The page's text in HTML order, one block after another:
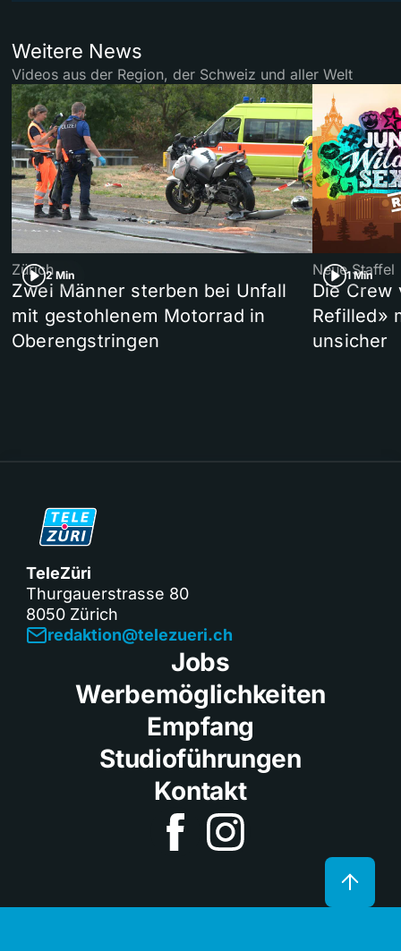
Weitere News
Videos aus der Region, der Schweiz und aller Welt
2 Min
Zürich
Zwei Männer sterben bei Unfall
mit gestohlenem Motorrad in
Oberengstringen
1 Min
Neue Staffel
Die Crew
Refilled»
unsicher
TeleZüri
Thurgauerstrasse 80
8050 Zürich
redaktion@telezueri.ch
Jobs
Werbemöglichkeiten
Empfang
Studioführungen
Kontakt